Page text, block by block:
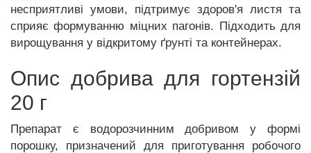
несприятливі умови, підтримує здоров'я листя та
сприяє формуванню міцних пагонів. Підходить для
вирощування у відкритому ґрунті та контейнерах.
Опис добрива для гортензій
20 г
Препарат є водорозчинним добривом у формі
порошку, призначений для приготування робочого